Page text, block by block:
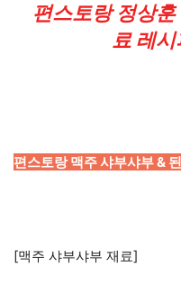
편스토랑 정상
료 레
편스토랑 맥주 샤부샤부 &
[맥주 샤부샤부 재료]